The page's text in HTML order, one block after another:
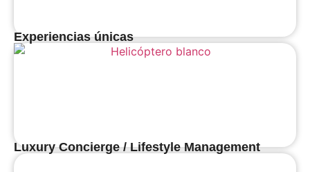
Experiencias únicas
Luxury Concierge / Lifestyle Management